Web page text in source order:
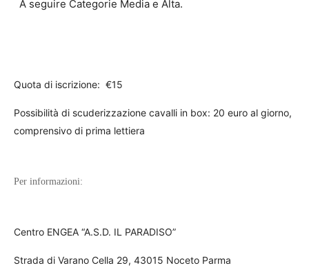
A seguire Categorie Media e Alta.
Quota di iscrizione: €15
Possibilità di scuderizzazione cavalli in box: 20 euro al giorno,
comprensivo di prima lettiera
Per informazioni:
Centro ENGEA “A.S.D. IL PARADISO”
Strada di Varano Cella 29, 43015 Noceto Parma